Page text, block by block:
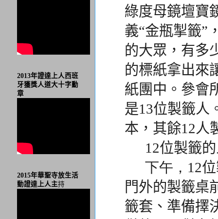
綠度母鏡壇寶
義“金瓶掣籤”
的大眾，有多
的標紙拿出來
紙團中。 參會
是13位製籤人
本，其餘12人
12位製籤的
下午， 12
門外的製籤桌
籤套、 準備擇
2013年證達上人西班
牙獲獎人道大十字勳
章
2015年華聖寺放生活
動證達上人主持